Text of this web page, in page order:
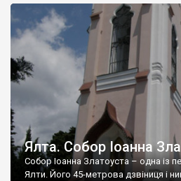
Ялта. Собор Іоанна
Собор Іоанна Златоуста – одна із
Ялти. Його 45-метрова дзвіниця і